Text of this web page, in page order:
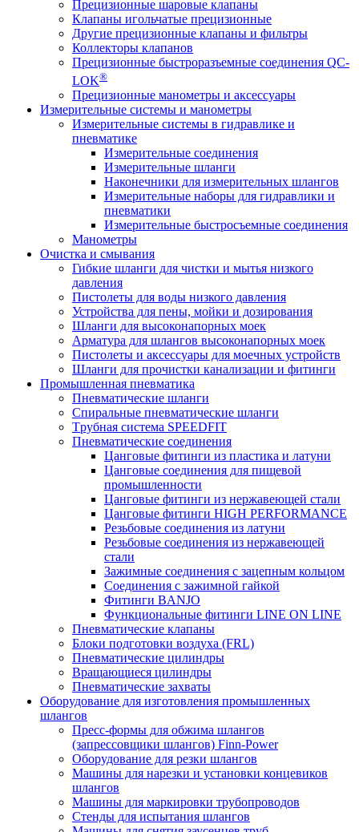
Прецизионные шаровые клапаны
Клапаны игольчатые прецизионные
Другие прецизионные клапаны и фильтры
Коллекторы клапанов
Прецизионные быстроразъемные соединения QC-
LOK®
Прецизионные манометры и аксессуары
Измерительные системы и манометры
Измерительные системы в гидравлике и
пневматике
Измерительные соединения
Измерительные шланги
Наконечники для измерительных шлангов
Измерительные наборы для гидравлики и
пневматики
Измерительные быстросъемные соединения
Манометры
Очистка и смывания
Гибкие шланги для чистки и мытья низкого
давления
Пистолеты для воды низкого давления
Устройства для пены, мойки и дозирования
Шланги для высоконапорных моек
Арматура для шлангов высоконапорных моек
Пистолеты и аксессуары для моечных устройств
Шланги для прочистки канализации и фитинги
Промышленная пневматика
Пневматические шланги
Спиральные пневматические шланги
Tрубная система SPEEDFIT
Пневматические соединения
Цанговые фитинги из пластика и латуни
Цанговые соединения для пищевой
промышленности
Цанговые фитинги из нержавеющей стали
Цанговые фитинги HIGH PERFORMANCE
Резьбовые соединения из латуни
Резьбовые соединения из нержавеющей
стали
Зажимные соединения с зацепным кольцом
Соединения с зажимной гайкой
Фитинги BANJO
Функциональные фитинги LINE ON LINE
Пневматические клапаны
Блоки подготовки воздуха (FRL)
Пневматические цилиндры
Вращающиеся цилиндры
Пневматические захваты
Оборудование для изготовления промышленных
шлангов
Пресс-формы для обжима шлангов
(запрессовщики шлангов) Finn-Power
Оборудование для резки шлангов
Машины для нарезки и установки концевиков
шлангов
Машины для маркировки трубопроводов
Стенды для испытания шлангов